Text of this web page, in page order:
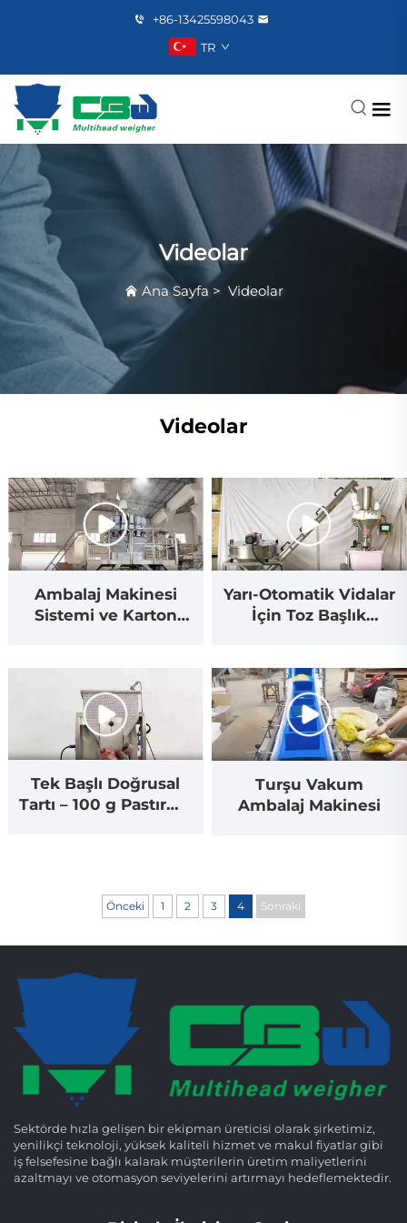
+86-13425598043
TR
Videolar
Ana Sayfa > Videolar
Videolar
Ambalaj Makinesi
Sistemi ve Karton
Yarı-Otomatik Vidalar
İçin Toz Başlık
Tek Başlı Doğrusal
Tartı – 100 g Pastırma
Turşu Vakum
Ambalaj Makinesi
Önceki 1 2 3 4 Sonraki
Sektörde hızla gelişen bir ekipman üreticisi olarak şirketimiz,
yenilikçi teknoloji, yüksek kaliteli hizmet ve makul fiyatlar gibi
iş felsefesine bağlı kalarak müşterilerin üretim maliyetlerini
azaltmayı ve otomasyon seviyelerini artırmayı hedeflemektedir.